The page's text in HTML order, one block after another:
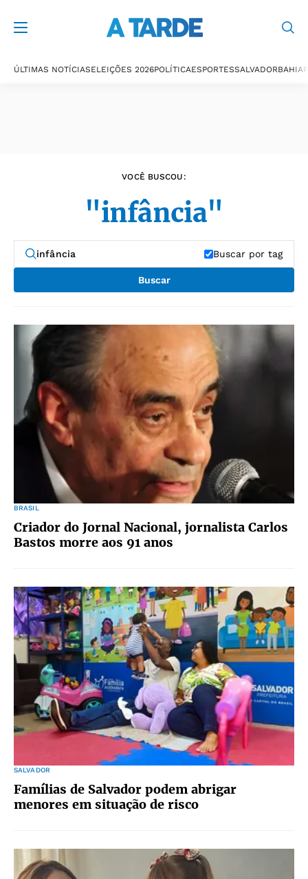
ÚLTIMAS NOTÍCIASELEIÇÕES 2026POLÍTICAESPORTESSALVADORBAHIA
VOCÊ BUSCOU:
"infância"
Buscar por tag
Buscar
BRASIL
Criador do Jornal Nacional, jornalista Carlos
Bastos morre aos 91 anos
SALVADOR
Famílias de Salvador podem abrigar
menores em situação de risco